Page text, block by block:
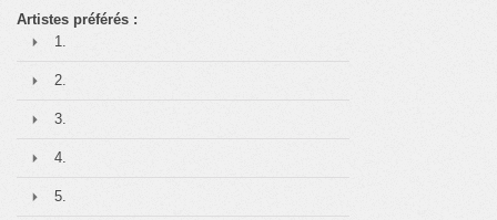
Artistes préférés :
1.
2.
3.
4.
5.